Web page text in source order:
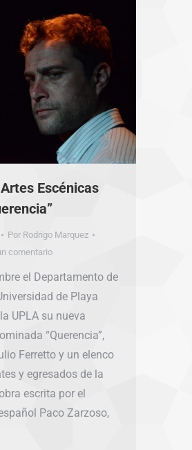
Escénicas
Por Rodrigo Marquez
comentario
el Departamento de
de Playa
UPLA su nueva
“Querencia”,
Ferretto y un elenco
y egresados de la
escrita por el
Paco Zarzoso,